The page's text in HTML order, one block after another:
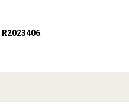
R2023406